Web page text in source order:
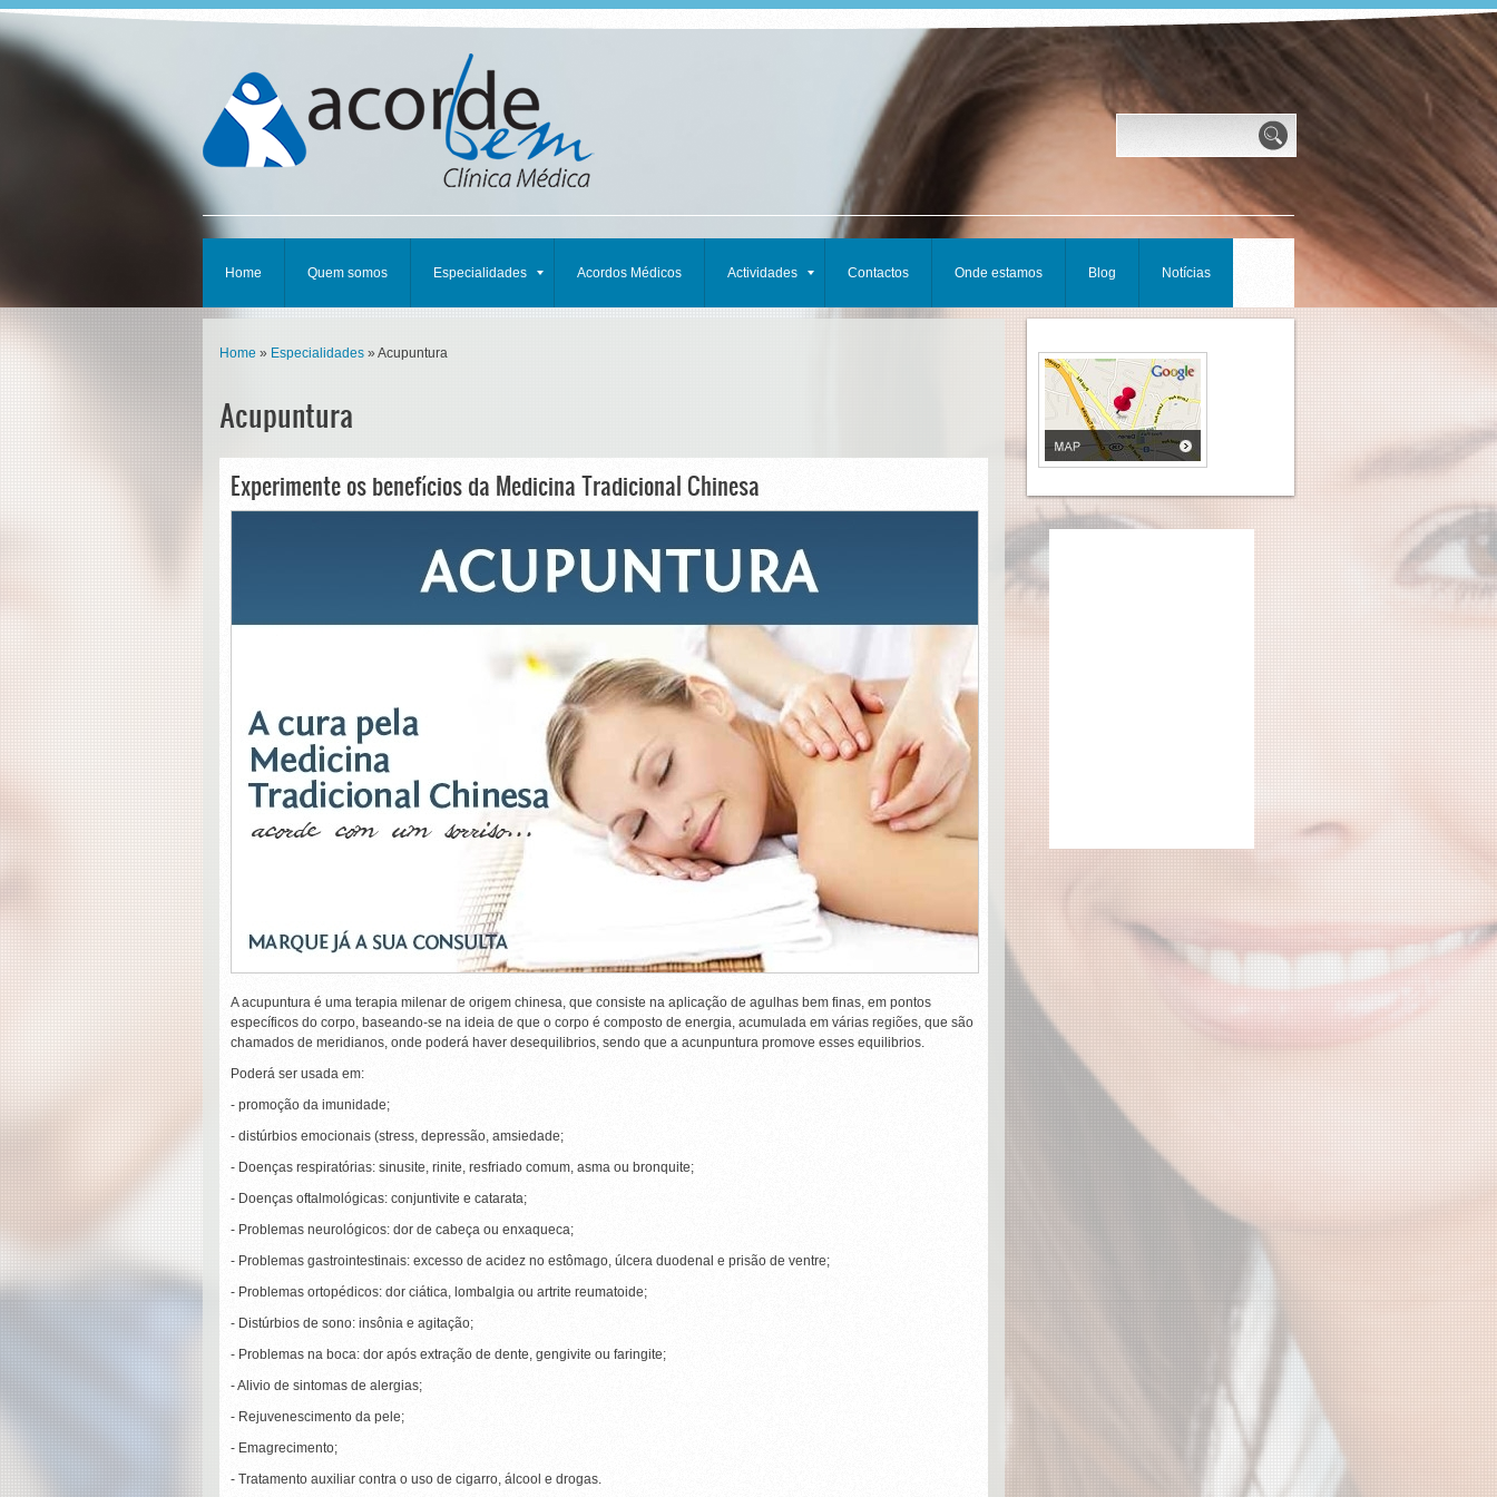
Home Quem somos Especialidades Acordos Médicos Actividades Contactos Onde estamos Blog Notícias
Home » Especialidades » Acupuntura
Acupuntura
Experimente os benefícios da Medicina Tradicional Chinesa
A acupuntura é uma terapia milenar de origem chinesa, que consiste na aplicação de agulhas bem finas, em pontos
específicos do corpo, baseando-se na ideia de que o corpo é composto de energia, acumulada em várias regiões, que são
chamados de meridianos, onde poderá haver desequilibrios, sendo que a acunpuntura promove esses equilibrios.
Poderá ser usada em:
- promoção da imunidade;
- distúrbios emocionais (stress, depressão, amsiedade;
- Doenças respiratórias: sinusite, rinite, resfriado comum, asma ou bronquite;
- Doenças oftalmológicas: conjuntivite e catarata;
- Problemas neurológicos: dor de cabeça ou enxaqueca;
- Problemas gastrointestinais: excesso de acidez no estômago, úlcera duodenal e prisão de ventre;
- Problemas ortopédicos: dor ciática, lombalgia ou artrite reumatoide;
- Distúrbios de sono: insônia e agitação;
- Problemas na boca: dor após extração de dente, gengivite ou faringite;
- Alivio de sintomas de alergias;
- Rejuvenescimento da pele;
- Emagrecimento;
- Tratamento auxiliar contra o uso de cigarro, álcool e drogas.